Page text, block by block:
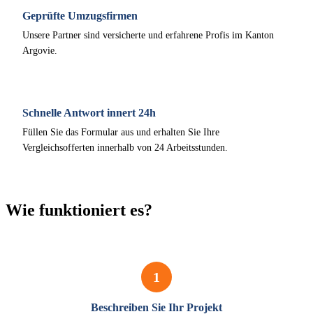
Geprüfte Umzugsfirmen
Unsere Partner sind versicherte und erfahrene Profis im Kanton
Argovie.
Schnelle Antwort innert 24h
Füllen Sie das Formular aus und erhalten Sie Ihre
Vergleichsofferten innerhalb von 24 Arbeitsstunden.
Wie funktioniert es?
1
Beschreiben Sie Ihr Projekt